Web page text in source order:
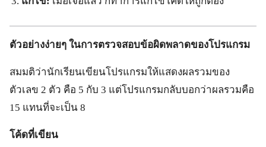
ตัวอย่างง่ายๆ ในการตรวจสอบข้อผิดพลาดของโปรแกรม
สมมติว่านักเรียนเขียนโปรแกรมให้แสดงผลรวมของ
ตัวเลข 2 ตัว คือ 5 กับ 3 แต่โปรแกรมกลับบอกว่าผลรวมคือ
15 แทนที่จะเป็น 8
โค้ดที่เขียน